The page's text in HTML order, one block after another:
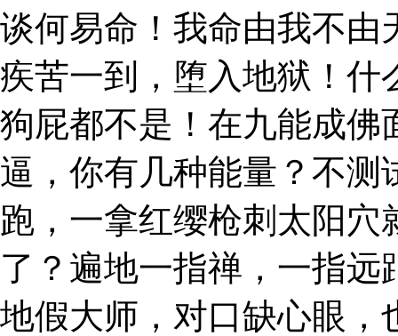
谈何易命！我命由我不由
疾苦一到，堕入地狱！什
狗屁都不是！在九能成佛
逼，你有几种能量？不测
跑，一拿红缨枪刺太阳
了？遍地一指禅，一指
地假大师，对口缺心眼，